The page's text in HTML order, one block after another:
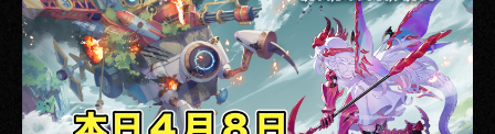
2026
2025
2024